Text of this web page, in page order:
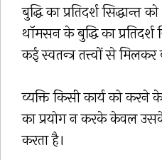
बुद्धि का प्रतिदर्श सिद्धान्त
थॉमसन के बुद्धि का प्रतिदर्श
कई स्वतन्त्र तत्त्वों से मिलकर
व्यक्ति किसी कार्य को करने
का प्रयोग न करके केवल उसके
करता है।